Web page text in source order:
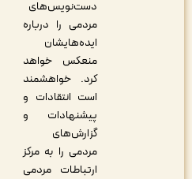
دست‌نویس‌های
مردمی را درباره
ایده‌هایشان
منعکس خواهد
کرد. خواهشمند
است انتقادات و
پیشنهادات و
گزارش‌های
مردمی را به مرکز
ارتباطات مردمی